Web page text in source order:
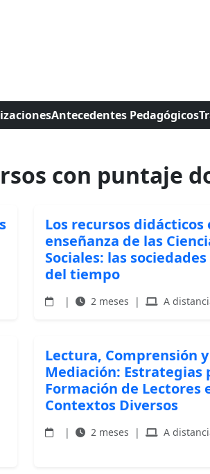
Antecedentes Pedagógicos
con puntaje
Los recursos didácticos
enseñanza de las
Sociales: las
del tiempo
| 2 meses | A
Lectura, Comprensión y
Mediación: Estrategias
Formación de Lectores
Contextos Diversos
| 2 meses | A